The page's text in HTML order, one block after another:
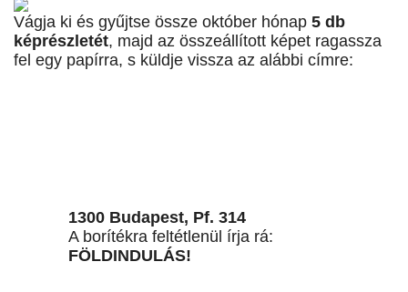
Vágja ki és gyűjtse össze október hónap 5 db
képrészletét, majd az összeállított képet ragassza
fel egy papírra, s küldje vissza az alábbi címre:
1300 Budapest, Pf. 314
A borítékra feltétlenül írja rá:
FÖLDINDULÁS!